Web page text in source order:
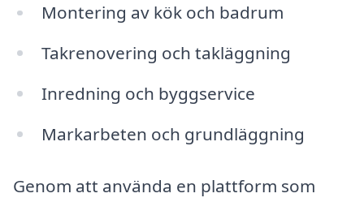
Montering av kök och badrum
Takrenovering och takläggning
Inredning och byggservice
Markarbeten och grundläggning
Genom att använda en plattform som